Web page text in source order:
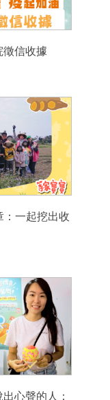
徵信收據
：一起挖出收
心聲的人：